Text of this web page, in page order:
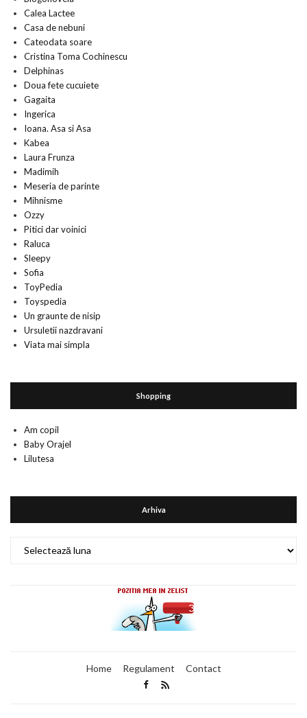
Calea Lactee
Casa de nebuni
Cateodata soare
Cristina Toma Cochinescu
Delphinas
Doua fete cucuiete
Gagaita
Ingerica
Ioana. Asa si Asa
Kabea
Laura Frunza
Madimih
Meseria de parinte
Mihnisme
Ozzy
Pitici dar voinici
Raluca
Sleepy
Sofia
ToyPedia
Toyspedia
Un graunte de nisip
Ursuletii nazdravani
Viata mai simpla
Shopping
Am copil
Baby Orajel
Lilutesa
Arhiva
Home Regulament Contact